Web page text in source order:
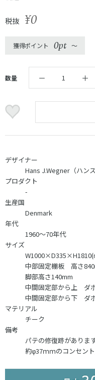
税抜 ¥0
獲得ポイント 0pt 〜
数量
デザイナー
Hans J.Wegner（ハン
プロダクト
-
生産国
Denmark
年代
1960～70年代
サイズ
中部固定棚板 高さ
脚部高さ140mm
中間固定部から上
中間固定部から下
マテリアル
チーク
備考
パテの修復跡がありま
約φ37ｍｍのコンセン